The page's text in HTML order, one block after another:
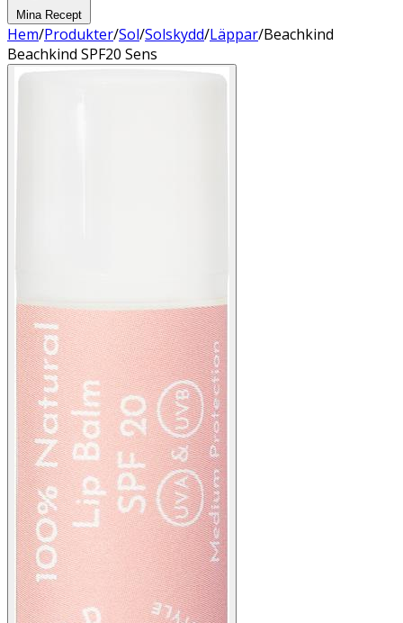
Mina Recept
Hem/Produkter/Sol/Solskydd/Läppar/Beachkind
Beachkind SPF20 Sens